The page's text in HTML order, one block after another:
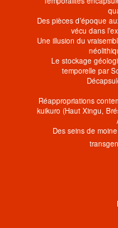
Des pièces d’époque
vécu dans
Une illusion du
Le stockage
temporelle par
Réappropriations
kuikuro (Haut Xingu,
Des seins de
NOVEMBRE
Une capsule
sauvegarde
comme
futures. Elle
et enterrée,
programmant
résulter d’une
archéologique
temporelles
civilisation
sont aussi au